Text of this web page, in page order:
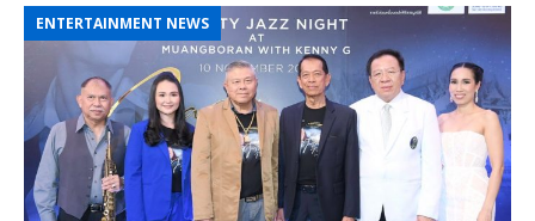
ENTERTAINMENT NEWS